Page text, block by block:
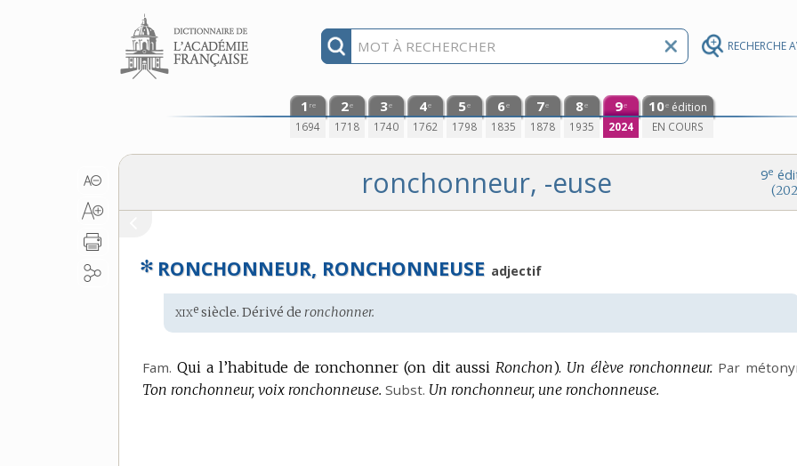
RECHERCHE
Aller au contenu
1 re
1694
2e
1718
3e
1740
4e
1762
5e
1798
6e
1835
7e
1878
8e
1935
9e
2024
10e édition
EN COURS
9e
ronchonneur, -euse
✻ RONCHONNEUR, RONCHONNEUSE adjectif
Étymologie
:
xixe siècle. Dérivé deronchonner.
Fam. Qui a l’habitude de ronchonner (on dit aussi Ronchon). Un élève ronchonneur. Par
Ton ronchonneur, voix ronchonneuse. Subst. Un ronchonneur, une ronchonneuse.